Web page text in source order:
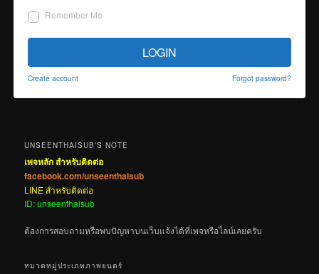
Remember Me
LOGIN
Create account Forgot password?
UNSEENTHAISUB’S NOTE
เพจหลัก สำหรับติดต่อ
facebook.com/unseenthaisub
LINE สำหรับติดต่อ
ID: unseenthaisub
ต้องการสอบถามหรือพบปัญหาบนเว็บแจ้งได้ที่เพจหรือไลน์เลยครับ
หมวดหมู่ประเภทภาพยนตร์